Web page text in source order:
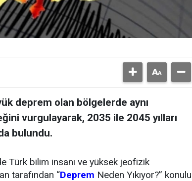
deprem olan bölgelerde aynı
vurgulayarak, 2035 ile 2045 yılları
bulundu.
Türk bilim insanı ve yüksek jeofizik
tarafından “Deprem Neden Yıkıyor?” konulu